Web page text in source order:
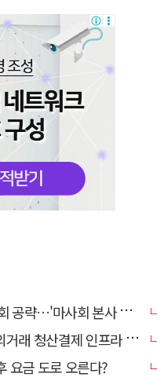
사 이전·광역교통망 확충' 요청
인프라 구축 착수…연내 가동
요금 도로 오른다?